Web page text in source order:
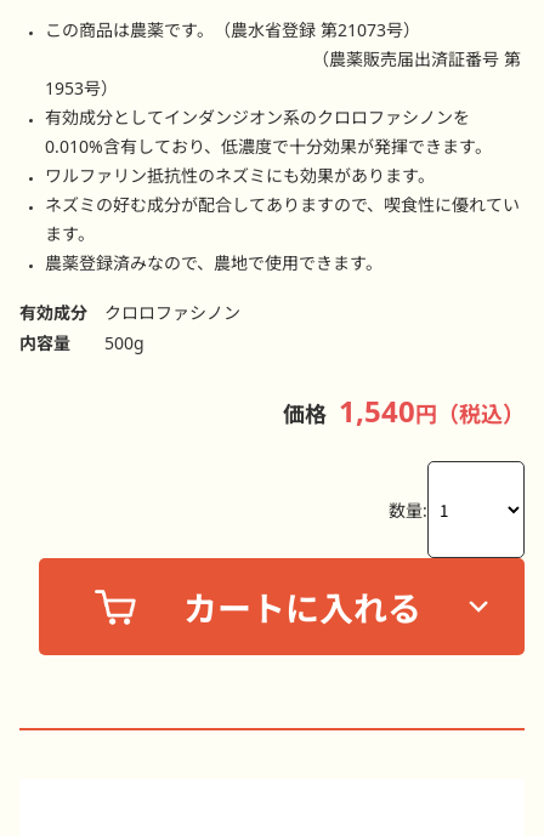
この商品は農薬です。（農水省登録 第21073号）
（農薬販売届出済証番号 第
1953号）
有効成分としてインダンジオン系のクロロファシノンを
0.010%含有しており、低濃度で十分効果が発揮できます。
ワルファリン抵抗性のネズミにも効果があります。
ネズミの好む成分が配合してありますので、喫食性に優れてい
ます。
農薬登録済みなので、農地で使用できます。
有効成分
クロロファシノン
内容量
500g
価格 1,540円（税込）
数量: